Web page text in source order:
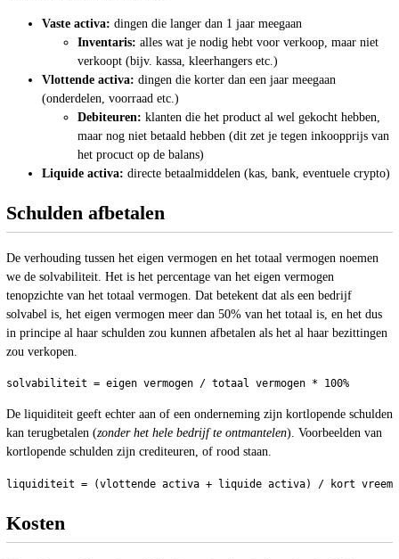
Vaste activa: dingen die langer dan 1 jaar meegaan
Inventaris: alles wat je nodig hebt voor verkoop, maar niet
verkoopt (bijv. kassa, kleerhangers etc.)
Vlottende activa: dingen die korter dan een jaar meegaan
(onderdelen, voorraad etc.)
Debiteuren: klanten die het product al wel gekocht hebben,
maar nog niet betaald hebben (dit zet je tegen inkoopprijs van
het procuct op de balans)
Liquide activa: directe betaalmiddelen (kas, bank, eventuele crypto)
Schulden afbetalen
De verhouding tussen het eigen vermogen en het totaal vermogen noemen
we de solvabiliteit. Het is het percentage van het eigen vermogen
tenopzichte van het totaal vermogen. Dat betekent dat als een bedrijf
solvabel is, het eigen vermogen meer dan 50% van het totaal is, en het dus
in principe al haar schulden zou kunnen afbetalen als het al haar bezittingen
zou verkopen.
De liquiditeit geeft echter aan of een onderneming zijn kortlopende schulden
kan terugbetalen (zonder het hele bedrijf te ontmantelen). Voorbeelden van
kortlopende schulden zijn crediteuren, of rood staan.
Kosten